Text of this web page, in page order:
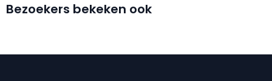
Bezoekers bekeken ook